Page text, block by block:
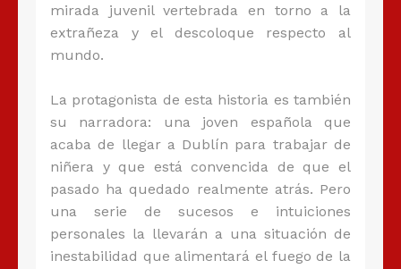
mirada juvenil vertebrada en torno a la
extrañeza y el descoloque respecto al
mundo.
La protagonista de esta historia es también
su narradora: una joven española que
acaba de llegar a Dublín para trabajar de
niñera y que está convencida de que el
pasado ha quedado realmente atrás. Pero
una serie de sucesos e intuiciones
personales la llevarán a una situación de
inestabilidad que alimentará el fuego de la